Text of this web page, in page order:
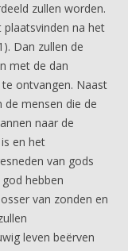
zullen worden.
plaatsvinden na het
Dan zullen de
met de dan
ontvangen. Naast
de mensen die de
naar de
en het
van gods
hebben
van zonden en
leven beërven